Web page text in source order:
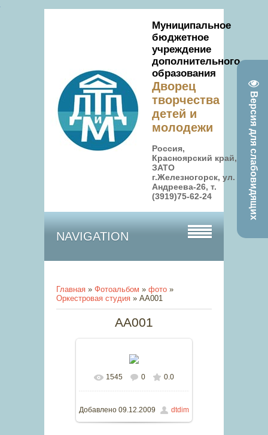
Версия для слабовидящих
Муниципальное
бюджетное
учреждение
дополнительного
образования
Дворец
творчества
детей и
молодежи
Россия,
Красноярский край,
ЗАТО
г.Железногорск, ул.
Андреева-26, т.
(3919)75-62-24
NAVIGATION
Главная » Фотоальбом » фото »
Оркестровая студия » AA001
AA001
В реальном размере
640x427/ 43.4Kb
1545 0 0.0
Добавлено 09.12.2009 dtdim